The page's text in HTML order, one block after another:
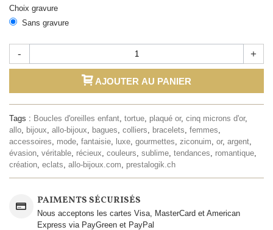
Choix gravure
Sans gravure
- +
AJOUTER AU PANIER
Tags : Boucles d'oreilles enfant tortue plaqué or, cinq microns d'or,
allo bijoux allo-bijoux bagues colliers bracelets femmes
accessoires
mode fantaisie luxe gourmettes ziconuim or, argent
évasion véritable récieux couleurs sublime tendances romantique
création eclats allo-bijoux.com prestalogik.ch
PAIMENTS SÉCURISÉS
Nous acceptons les cartes Visa, MasterCard et American
Express via PayGreen et PayPal